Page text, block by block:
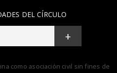
DEL CÍRCULO
+
como asociación civil sin fines de